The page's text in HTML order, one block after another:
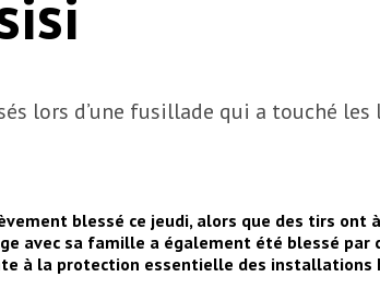
lors d’une fusillade qui a touché les
blessé ce jeudi, alors que des tirs ont
avec sa famille a également été blessé par
à la protection essentielle des installations